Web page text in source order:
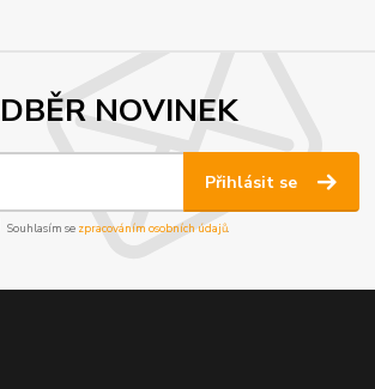
NOVINEK
Přihlásit se
Souhlasím se zpracováním osobních údajů.